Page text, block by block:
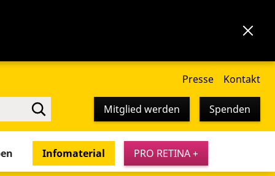
Presse Kontakt
Mitglied werden Spenden
Infomaterial PRO RETINA +